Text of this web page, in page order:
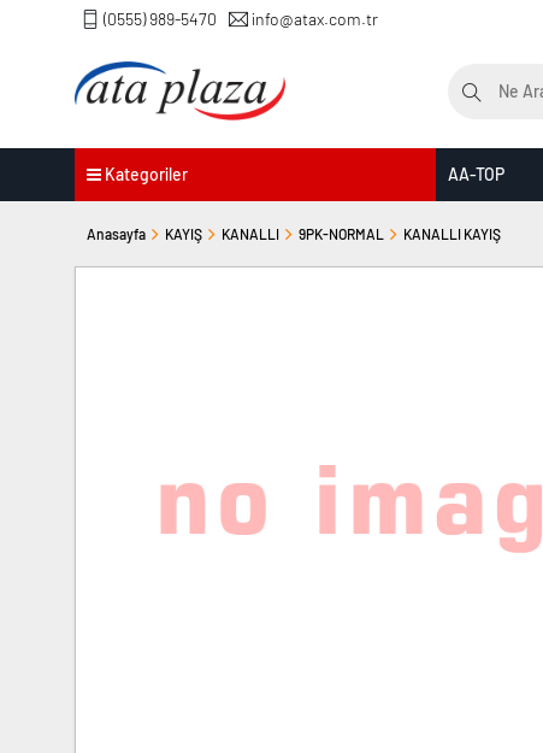
(0555) 989-5470 info@atax.com.tr
Kategoriler AA-TOP
Anasayfa KAYIŞ KANALLI 9PK-NORMAL KANALLI KAYIŞ